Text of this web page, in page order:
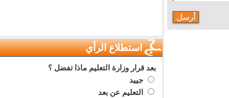
استطلاع الرأي
بعد قرار وزارة التعليم ماذا تفضل ؟
جييد
التعليم عن بعد